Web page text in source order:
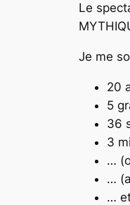
Le
Je me
20
5
36
3
…
…
…